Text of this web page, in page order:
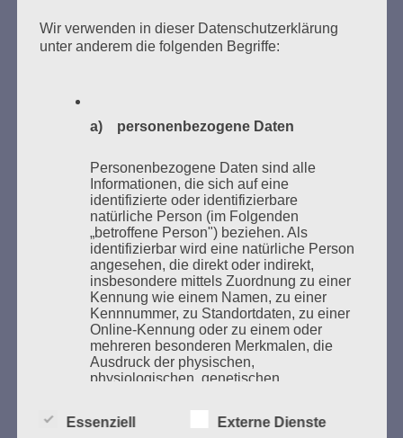
Studentenorganisationen und Burschenschaftler
Bücher verbrannten.
Weitere Informationen:
GEDENKEN UND ERINNERN BEGINNT IN
UNSERER NACHBARSCHAFT
Zum 13. Monat des Gedenkens in Hamburg-
Eimsbüttel
Wir verwenden in dieser Datenschutzerklärung
unter anderem die folgenden Begriffe:
a) personenbezogene Daten
Personenbezogene Daten sind alle
Informationen, die sich auf eine
identifizierte oder identifizierbare
natürliche Person (im Folgenden
„betroffene Person") beziehen. Als
identifizierbar wird eine natürliche Person
angesehen, die direkt oder indirekt,
insbesondere mittels Zuordnung zu einer
Kennung wie einem Namen, zu einer
Kennnummer, zu Standortdaten, zu einer
Online-Kennung oder zu einem oder
mehreren besonderen Merkmalen, die
Ausdruck der physischen,
physiologischen, genetischen,
Person sind, identifiziert werden kann.
Essenziell Externe Dienste